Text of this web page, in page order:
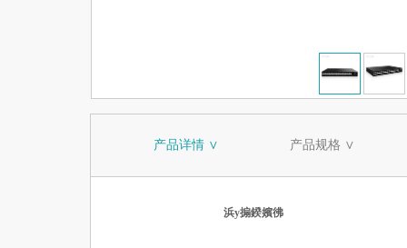
产品详情 ∨ 产品规格 ∨
浜у搧鍨嬪彿